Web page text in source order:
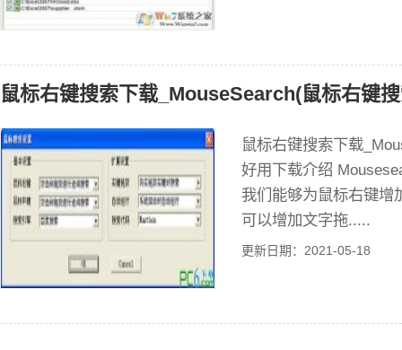
鼠标右键搜索下载_MouseSearch(鼠标右键
鼠标右键搜索下载
好用下载介绍
我们能够为鼠标右键增
可以增加文字拖.....
更新日期：2021-05-18